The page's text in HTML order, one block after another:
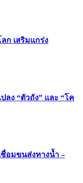
ก เสริมแกร่ง
ง “ตัวถัง” และ “โค
ชื่อมขนส่งทางน้ำ –